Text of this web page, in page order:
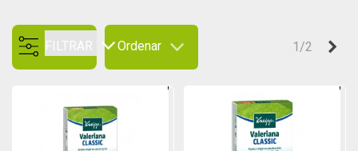
FILTRAR Ordenar 1/2